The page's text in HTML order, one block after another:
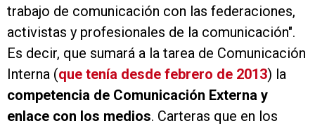
trabajo de comunicación con las federaciones,
activistas y profesionales de la comunicación".
Es decir, que sumará a la tarea de Comunicación
Interna (que tenía desde febrero de 2013) la
competencia de Comunicación Externa y
enlace con los medios. Carteras que en los